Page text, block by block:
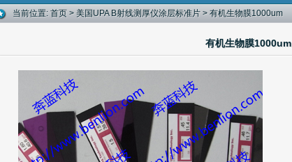
当前位置: 首页 > 美国UPA Β射线测厚仪涂层标准片 > 有机生物膜1000um
有机生物膜1000um